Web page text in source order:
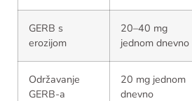
GERB s
erozijom
20–40 mg
jednom dnevno
Održavanje
GERB-a
20 mg jednom
dnevno